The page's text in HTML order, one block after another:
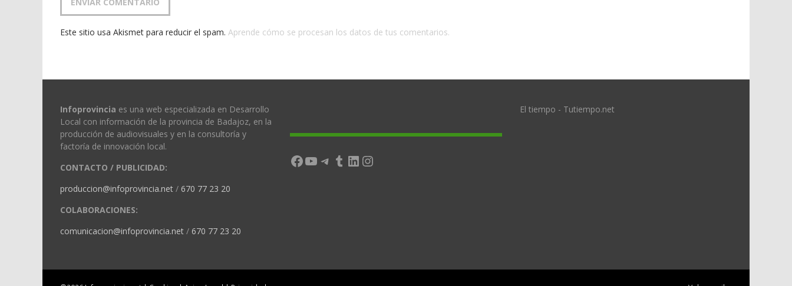
Este sitio usa Akismet para reducir el spam. Aprende cómo se procesan los datos de tus comentarios.
Infoprovincia es una web especializada en Desarrollo
Local con información de la provincia de Badajoz, en la
producción de audiovisuales y en la consultoría y
factoría de innovación local.
CONTACTO / PUBLICIDAD:
produccion@infoprovincia.net / 670 77 23 20
COLABORACIONES:
comunicacion@infoprovincia.net / 670 77 23 20
Facebook
YouTube
Telegram
Tumblr
LinkedIn
Instagram
El tiempo - Tutiempo.net